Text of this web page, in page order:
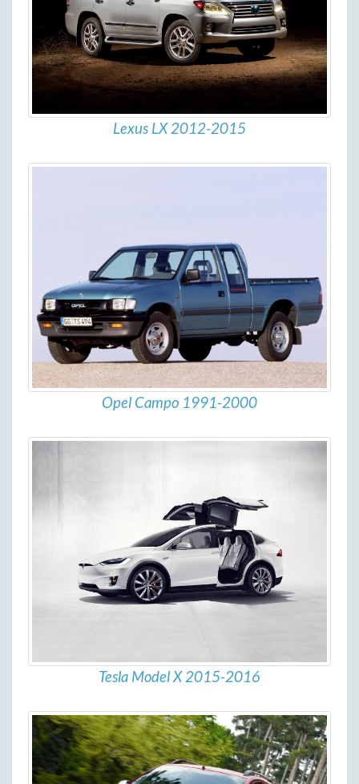
Lexus LX 2012-2015
Opel Campo 1991-2000
Tesla Model X 2015-2016